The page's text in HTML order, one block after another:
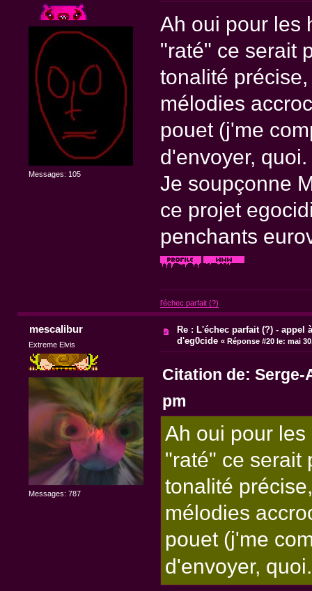
Messages: 105
Ah oui pour les
"raté" ce serait
tonalité
mélodies
pouet (j'me
d'envoyer,
Je soupçonne
ce projet
penchants
l'échec parfait (?)
mescalibur
Extreme Elvis
Messages: 787
Re : L'échec parfait (?) - appel
d'eg0cide «Réponse #20 le: mai
Citation de: Serge-
pm
Ah oui pour
"raté" ce serait
tonalité
mélodies
pouet (j'me
d'envoyer,